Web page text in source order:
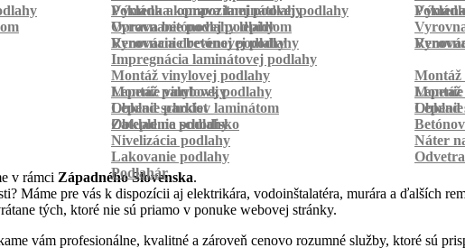
Pokládka kompozitnej podlahy
Výmena a oprava laminátovej podlahy
Oprava betónovej podlahy
Vyrovnanie podlahy lepidlom
Vyrovnanie betónovej podlahy
Renovácia drevenej podlahy
Impregnácia laminátovej podlahy
Montáž vinylovej podlahy Montáž
Montáž palubovky Montáž
Lepenie vinylovej podlahy
Lepenie parkiet
Obklad schodov laminátom Obklad
Obklad na schodisko
Zateplenie podlahy
Nivelizácia podlahy Náter
Lakovanie podlahy
Podlahár
v rámci Západného Slovenska.
Máme pre vás k dispozícii aj elektrikára, vodoinštalatéra, murára a ďalších
tých, ktoré nie sú priamo v ponuke webovej stránky.
vám profesionálne, kvalitné a zároveň cenovo rozumné služby, ktoré sú